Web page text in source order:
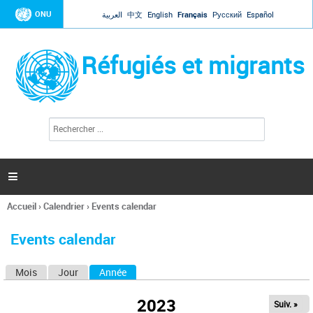
Jump to navigation
ONU العربية 中文 English Français Русский Español
Réfugiés et migrants
l
c
h
e

Vous
ici
Accueil›Calendrier› Events calendar
Events calendar
Mois Jour Année
2023 Suiv. »